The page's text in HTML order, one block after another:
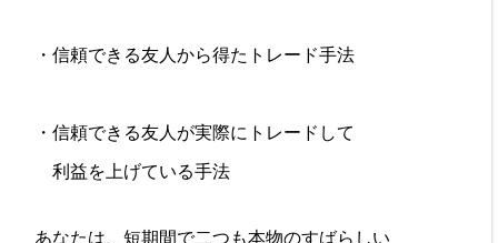
・信頼できる友人から得たトレード手法
・信頼できる友人が実際にトレードして
利益を上げている手法
あなたは、短期間で二つも本物のすばらしい